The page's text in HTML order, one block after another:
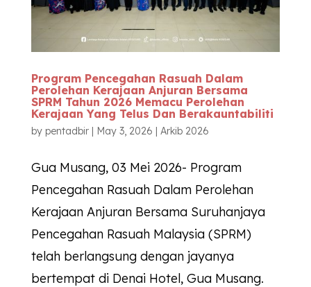
Program Pencegahan Rasuah Dalam
Perolehan Kerajaan Anjuran Bersama
SPRM Tahun 2026 Memacu Perolehan
Kerajaan Yang Telus Dan Berakauntabiliti
by pentadbir| May 3, 2026 | Arkib 2026
Gua Musang, 03 Mei 2026- Program
Pencegahan Rasuah Dalam Perolehan
Kerajaan Anjuran Bersama Suruhanjaya
Pencegahan Rasuah Malaysia (SPRM)
telah berlangsung dengan jayanya
bertempat di Denai Hotel, Gua Musang.